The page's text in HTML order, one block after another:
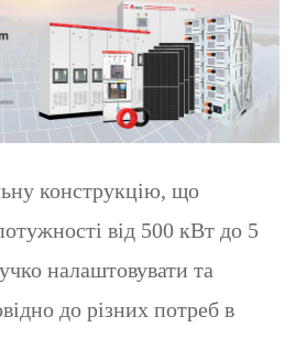
конструкцію, що
від 500 кВт до 5
налаштовувати та
до різних потреб в